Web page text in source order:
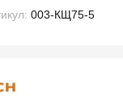
003-КЩ75-5